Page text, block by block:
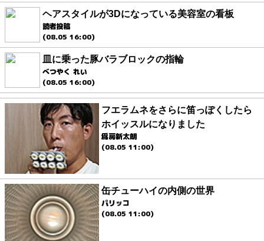
ヘアスタイルが3Dになっている美容室の看板
読者投稿
(08.05 16:00)
皿に乗った豚バラブロックの指輪
べつやく れい
(08.05 16:00)
フエラムネをさらに笛っぽくしたら
ホイッスルになりました
爲房新太朗
(08.05 11:00)
缶チューハイの内側の世界
パリッコ
(08.05 11:00)